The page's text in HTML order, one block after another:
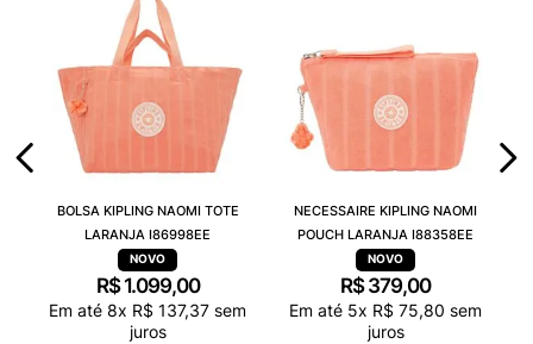
BOLSA KIPLING NAOMI TOTE
LARANJA I86998EE
R$ 1.099,00
Em até 8x R$ 137,37 sem
juros
NECESSAIRE KIPLING NAOMI
POUCH LARANJA I88358EE
R$ 379,00
Em até 5x R$ 75,80 sem
juros